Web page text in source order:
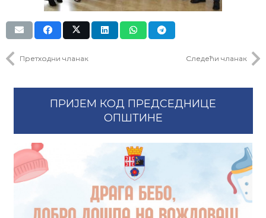
Претходни чланак Следећи чланак
ПРИЈЕМ КОД ПРЕДСЕДНИЦЕ
ОПШТИНЕ